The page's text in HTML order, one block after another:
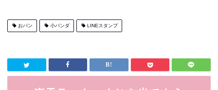
おパン 小パンダ LINEスタンプ